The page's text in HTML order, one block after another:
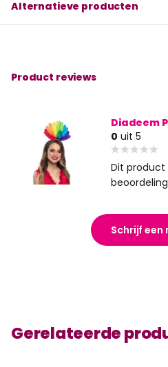
Alternatieve producten
Product reviews
Diadeem
0 uit 5
Dit
Schrijf een
Gerelateerde